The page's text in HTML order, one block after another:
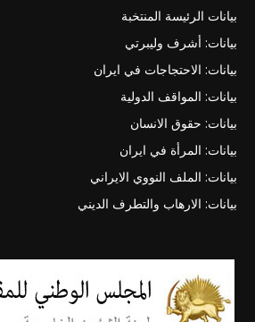
بيانات الرئيسة المنتخبة
بيانات: أشرف وليبرتي
بيانات: الاحتجاجات في ايران
بيانات: المواقف الدولية
بيانات: حقوق الانسان
بيانات: المرأة في ايران
بيانات: الملف النووي الايراني
بيانات: الارهاب والتطرف الديني